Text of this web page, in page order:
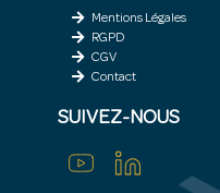
Mentions Légales
RGPD
CGV
Contact
SUIVEZ-NOUS